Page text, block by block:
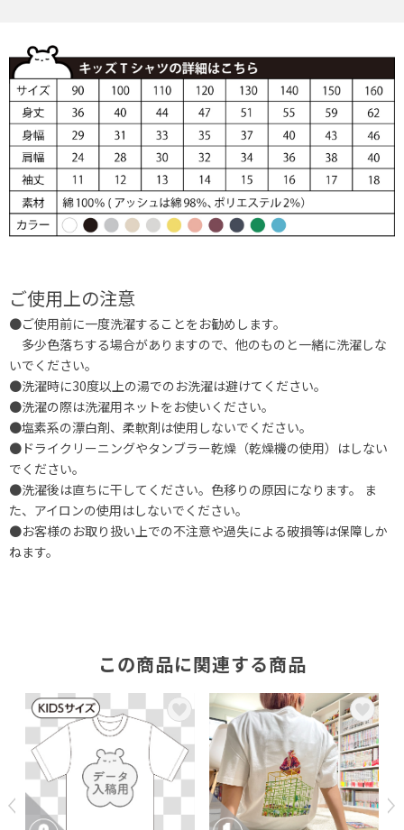
ご使用上の注意
●ご使用前に一度洗濯することをお勧めします。
多少色落ちする場合がありますので、他のものと一緒に洗濯しな
いでください。
●洗濯時に30度以上の湯でのお洗濯は避けてください。
●洗濯の際は洗濯用ネットをお使いください。
●塩素系の漂白剤、柔軟剤は使用しないでください。
●ドライクリーニングやタンブラー乾燥（乾燥機の使用）はしない
でください。
●洗濯後は直ちに干してください。色移りの原因になります。 ま
た、アイロンの使用はしないでください。
●お客様のお取り扱い上での不注意や過失による破損等は保障しか
ねます。
この商品に関連する商品